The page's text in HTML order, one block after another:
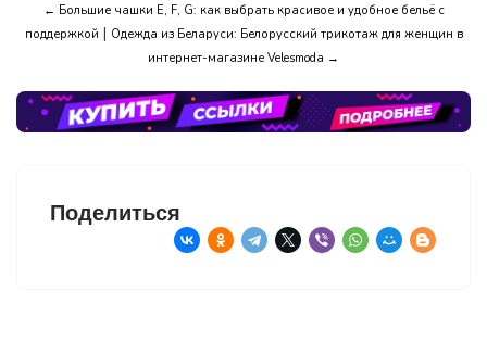
← Большие чашки E, F, G: как выбрать красивое и удобное бельё с
поддержкой | Одежда из Беларуси: Белорусский трикотаж для женщин в
интернет-магазине Velesmoda →
Поделиться